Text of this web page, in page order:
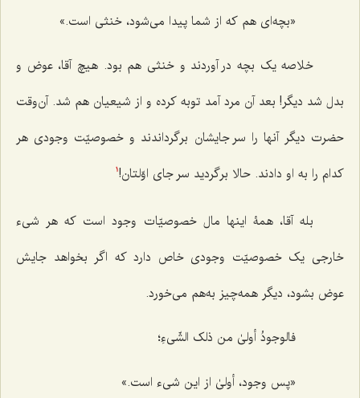
«بچه‌ای هم که از شما پیدا می‌شود، خنثی است.»
خلاصه یک بچه در آوردند و خنثی هم بود. هیچ آقا، عوض و
بدل شد دیگر! بعد آن مرد آمد توبه کرده و از شیعیان هم شد. آن‌وقت
حضرت دیگر آنها را سر جایشان برگرداندند و خصوصیّت وجودی هر
کدام را به او دادند. حالا برگردید سر جای اوّلتان!1
بله آقا، همۀ اینها مال خصوصیّات وجود است که هر شیء
خارجی یک خصوصیّت وجودی خاص دارد که اگر بخواهد جایش
عوض بشود، دیگر همه‌چیز به‌هم می‌خورد.
فالوجودُ أولیٰ من ذلک الشّیءِ؛
«پس وجود، أولیٰ از این شیء است.»